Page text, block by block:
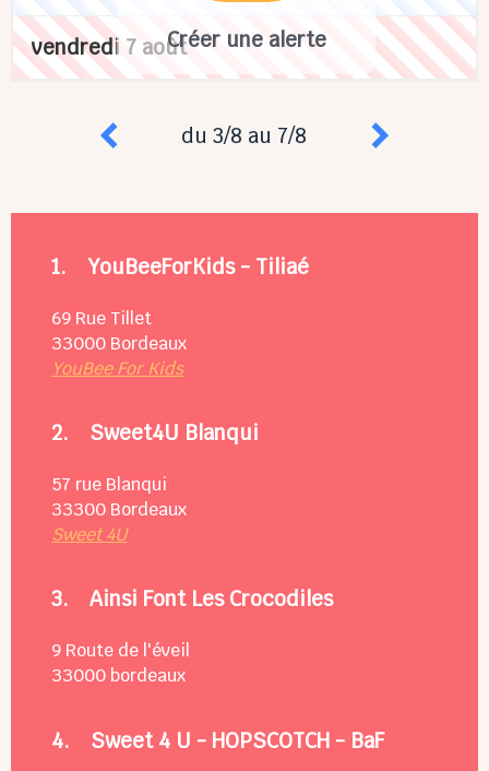
Créer une alerte
vendredi 7 août
du 3/8 au 7/8
1.YouBeeForKids - Tiliaé
69 Rue Tillet
33000 Bordeaux
YouBee For Kids
2. Sweet4U Blanqui
57 rue Blanqui
33300 Bordeaux
Sweet 4U
3.Ainsi Font Les Crocodiles
9 Route de l'éveil
33000 bordeaux
4. Sweet 4 U - HOPSCOTCH - BaF